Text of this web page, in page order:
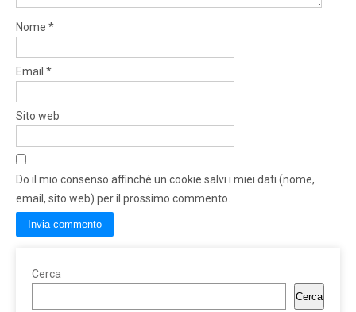
Nome *
Email *
Sito web
Do il mio consenso affinché un cookie salvi i miei dati (nome,
email, sito web) per il prossimo commento.
Cerca
Cerca